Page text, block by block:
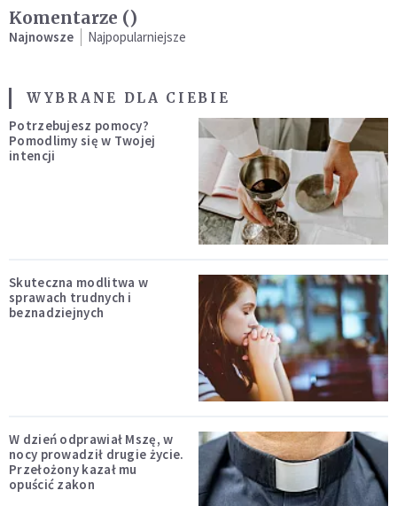
Komentarze ()
Najnowsze Najpopularniejsze
WYBRANE DLA CIEBIE
Potrzebujesz pomocy?
Pomodlimy się w Twojej
intencji
Skuteczna modlitwa w
sprawach trudnych i
beznadziejnych
W dzień odprawiał Mszę, w
nocy prowadził drugie życie.
Przełożony kazał mu
opuścić zakon